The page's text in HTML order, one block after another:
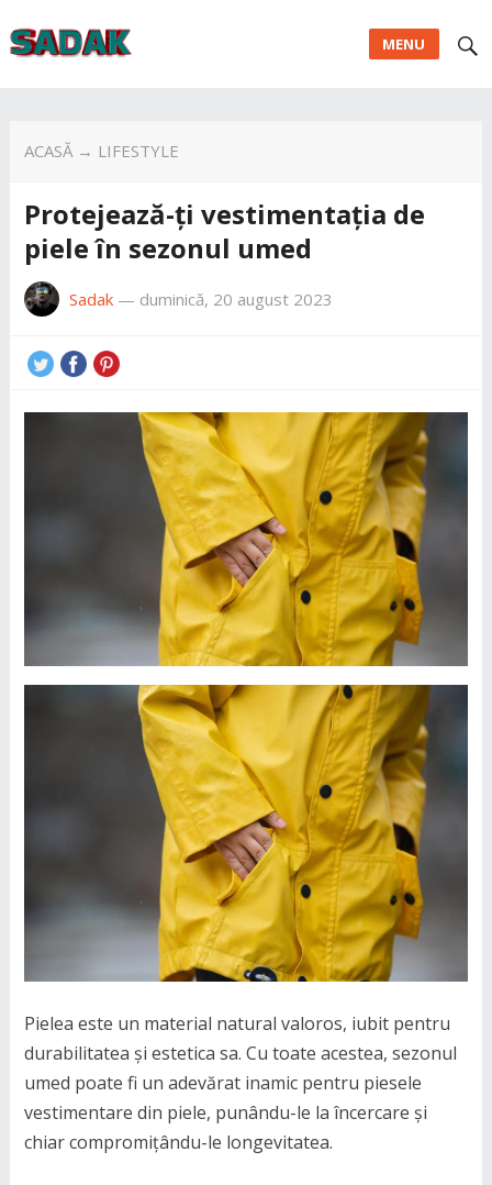
MENU
ACASĂ→ LIFESTYLE
Protejează-ți vestimentația de
piele în sezonul umed
Sadak— duminică, 20 august 2023
Pielea este un material natural valoros, iubit pentru
durabilitatea și estetica sa. Cu toate acestea, sezonul
umed poate fi un adevărat inamic pentru piesele
vestimentare din piele, punându-le la încercare și
chiar compromițându-le longevitatea.